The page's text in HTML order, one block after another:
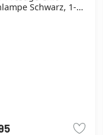
Schwarz, 1-